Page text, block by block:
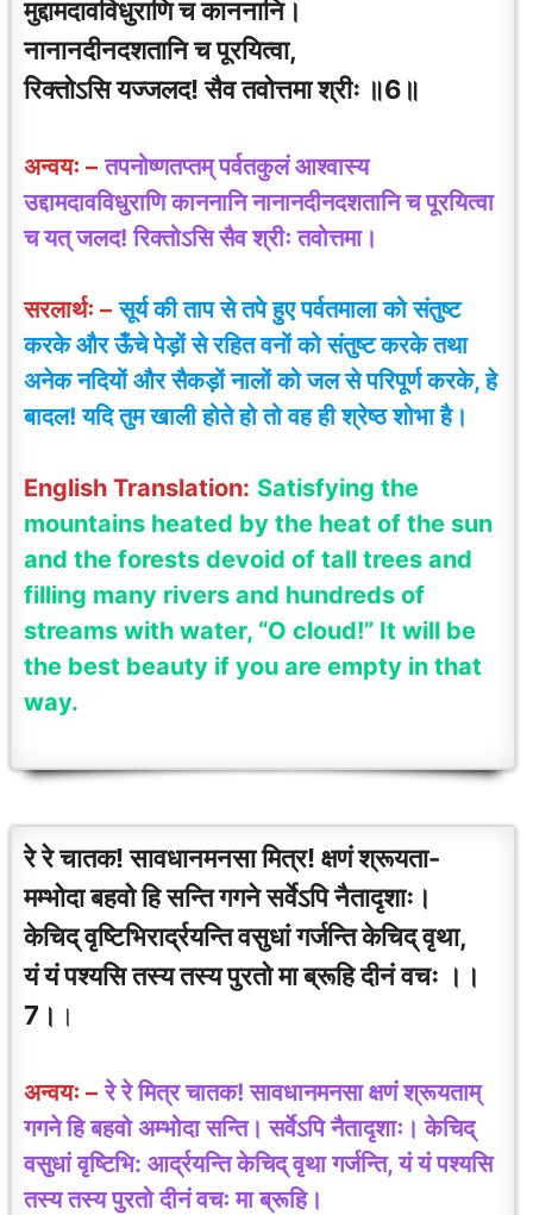
मुद्दामदावविधुराणि च काननानि।
नानानदीनदशतानि च पूरयित्वा,
रिक्तोऽसि यज्जलद! सैव तवोत्तमा श्रीः ॥6॥
अन्वयः – तपनोष्णतप्तम् पर्वतकुलं आश्वास्य
उद्दामदावविधुराणि काननानि नानानदीनदशतानि च पूरयित्वा
च यत् जलद! रिक्तोऽसि सैव श्रीः तवोत्तमा।
सरलार्थः – सूर्य की ताप से तपे हुए पर्वतमाला को संतुष्ट
करके और ऊँचे पेड़ों से रहित वनों को संतुष्ट करके तथा
अनेक नदियों और सैकड़ों नालों को जल से परिपूर्ण करके, हे
बादल! यदि तुम खाली होते हो तो वह ही श्रेष्ठ शोभा है।
English Translation: Satisfying the
mountains heated by the heat of the sun
and the forests devoid of tall trees and
filling many rivers and hundreds of
streams with water, “O cloud!” It will be
the best beauty if you are empty in that
way.
रे रे चातक! सावधानमनसा मित्र! क्षणं श्रूयता-
मम्भोदा बहवो हि सन्ति गगने सर्वेऽपि नैतादृशाः।
केचिद् वृष्टिभिरार्द्रयन्ति वसुधां गर्जन्ति केचिद् वृथा,
यं यं पश्यसि तस्य तस्य पुरतो मा ब्रूहि दीनं वचः ।।
7। ।
अन्वयः – रे रे मित्र चातक! सावधानमनसा क्षणं श्रूयताम्
गगने हि बहवो अम्भोदा सन्ति। सर्वेऽपि नैतादृशाः। केचिद्
वसुधां वृष्टिभि: आर्द्रयन्ति केचिद् वृथा गर्जन्ति, यं यं पश्यसि
तस्य तस्य पुरतो दीनं वचः मा ब्रूहि।